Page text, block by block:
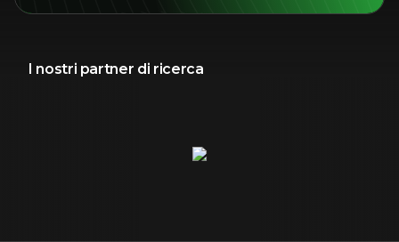
I nostri partner di ricerca